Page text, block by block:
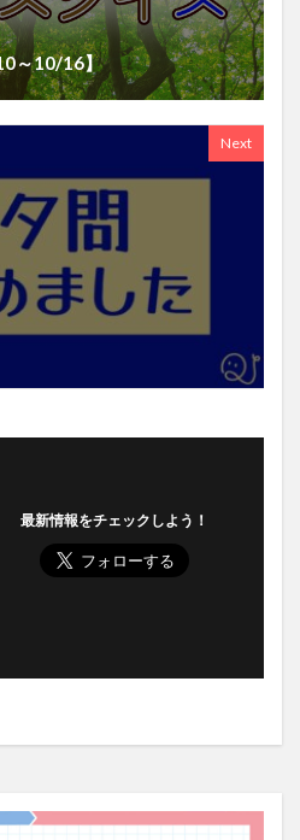
～10/16】
Next
最新情報をチェックしよう！